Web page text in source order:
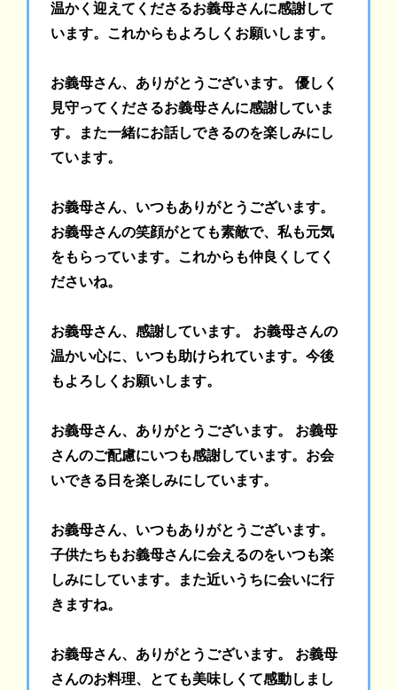
温かく迎えてくださるお義母さんに感謝して
います。これからもよろしくお願いします。
お義母さん、ありがとうございます。 優しく
見守ってくださるお義母さんに感謝していま
す。また一緒にお話しできるのを楽しみにし
ています。
お義母さん、いつもありがとうございます。
お義母さんの笑顔がとても素敵で、私も元気
をもらっています。これからも仲良くしてく
ださいね。
お義母さん、感謝しています。 お義母さんの
温かい心に、いつも助けられています。今後
もよろしくお願いします。
お義母さん、ありがとうございます。 お義母
さんのご配慮にいつも感謝しています。お会
いできる日を楽しみにしています。
お義母さん、いつもありがとうございます。
子供たちもお義母さんに会えるのをいつも楽
しみにしています。また近いうちに会いに行
きますね。
お義母さん、ありがとうございます。 お義母
さんのお料理、とても美味しくて感動しまし